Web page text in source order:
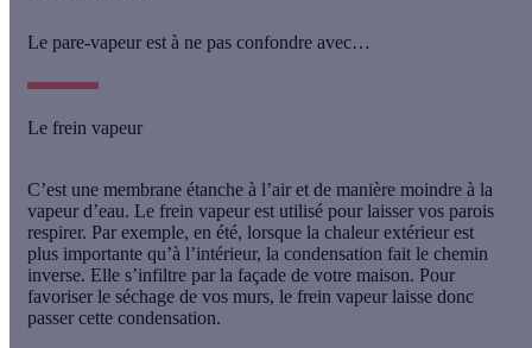
Le pare-vapeur est à ne pas confondre avec…
Le frein vapeur
C’est une membrane étanche à l’air et de manière moindre à la
vapeur d’eau. Le frein vapeur est utilisé pour laisser vos parois
respirer. Par exemple, en été, lorsque la chaleur extérieur est
plus importante qu’à l’intérieur, la condensation fait le chemin
inverse. Elle s’infiltre par la façade de votre maison. Pour
favoriser le séchage de vos murs, le frein vapeur laisse donc
passer cette condensation.